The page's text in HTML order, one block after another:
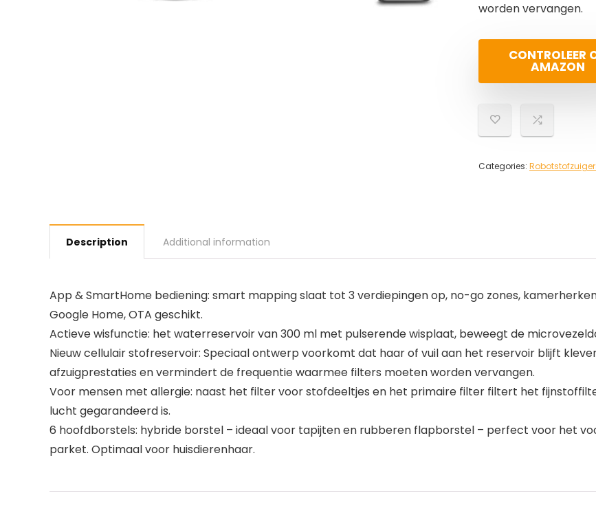
worden vervangen.
CONTROLEER
AMAZON
Categories:
Description Additional information
App & SmartHome bediening: smart mapping slaat tot 3 verdiepingen op, no-go zones,
Google Home, OTA geschikt.
Actieve wisfunctie: het waterreservoir van 300 ml met pulserende wisplaat, beweegt de
Nieuw cellulair stofreservoir: Speciaal ontwerp voorkomt dat haar of vuil aan het reservoir blijft
afzuigprestaties en vermindert de frequentie waarmee filters moeten worden vervangen.
Voor mensen met allergie: naast het filter voor stofdeeltjes en het primaire filter filtert het
lucht gegarandeerd is.
6 hoofdborstels: hybride borstel – ideaal voor tapijten en rubberen flapborstel – perfect voor het
parket. Optimaal voor huisdierenhaar.